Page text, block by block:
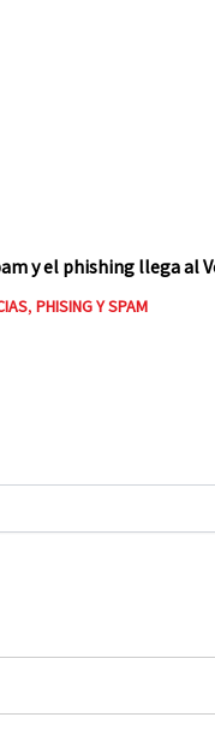
y el phishing llega al
, PHISING Y SPAM